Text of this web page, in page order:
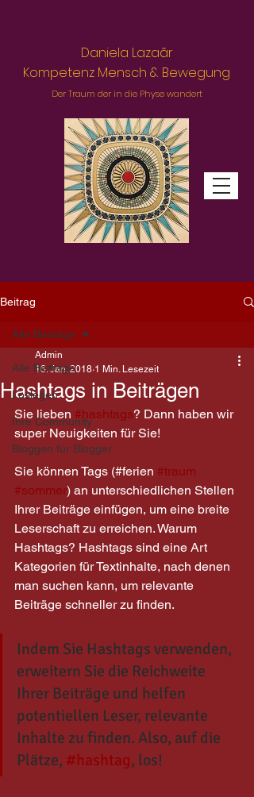
Daniela Lazaãr
Kompetenz Mensch & Bewegung
Der Traum der in die Physe wandert
Beitrag
Alle Beiträge
Loslegen
Ihre Community
Bloggen für Blogger
Alle Beiträge
Hashtags in Beiträgen
Admin
16. Jan. 2018 1 Min. Lesezeit
Sie lieben #hashtags? Dann haben wir
super Neuigkeiten für Sie!
Sie können Tags (#ferien #traum
#sommer) an unterschiedlichen Stellen
Ihrer Beiträge einfügen, um eine breite
Leserschaft zu erreichen. Warum
Hashtags? Hashtags sind eine Art
Kategorien für Textinhalte, nach denen
man suchen kann, um relevante
Beiträge schneller zu finden.
Indem Sie Hashtags verwenden,
erweitern Sie die Reichweite
Ihrer Beiträge und helfen
potentiellen Leser, relevante
Inhalte zu finden. Also, auf die
Plätze, #hashtag, los!